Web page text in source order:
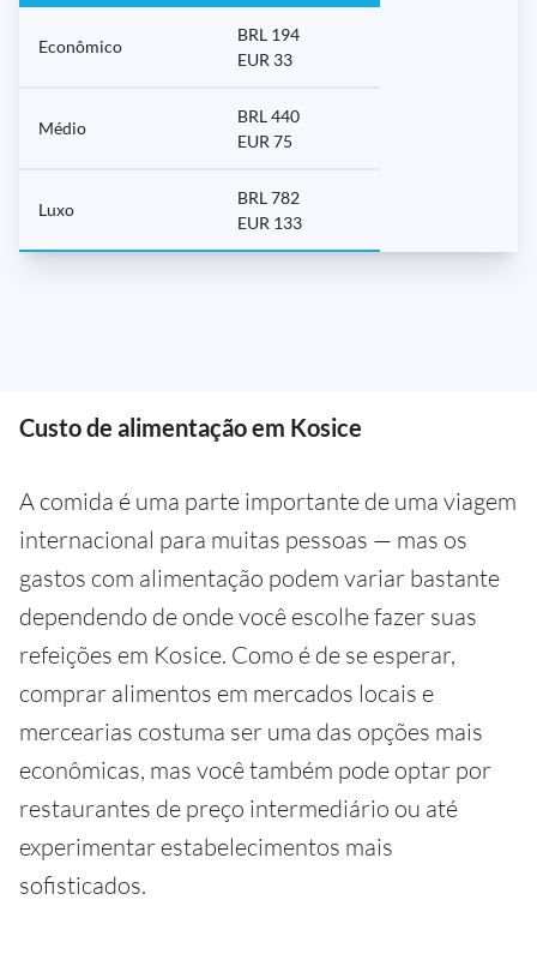
Econômico
BRL 194
EUR 33
Médio
BRL 440
EUR 75
Luxo
BRL 782
EUR 133
Custo de alimentação em Kosice
A comida é uma parte importante de uma viagem
internacional para muitas pessoas — mas os
gastos com alimentação podem variar bastante
dependendo de onde você escolhe fazer suas
refeições em Kosice. Como é de se esperar,
comprar alimentos em mercados locais e
mercearias costuma ser uma das opções mais
econômicas, mas você também pode optar por
restaurantes de preço intermediário ou até
experimentar estabelecimentos mais
sofisticados.